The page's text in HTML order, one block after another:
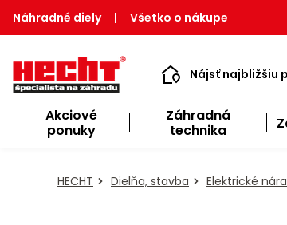
Náhradné diely | Všetko o nákupe
Nájsť najbližšiu
Akciové
ponuky
Záhradná
technika
HECHT Dielňa, stavba Elektrické